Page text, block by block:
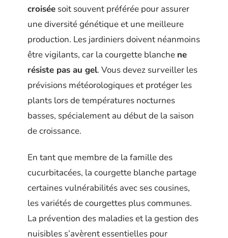
croisée soit souvent préférée pour assurer
une diversité génétique et une meilleure
production. Les jardiniers doivent néanmoins
être vigilants, car la courgette blanche ne
résiste pas au gel. Vous devez surveiller les
prévisions météorologiques et protéger les
plants lors de températures nocturnes
basses, spécialement au début de la saison
de croissance.
En tant que membre de la famille des
cucurbitacées, la courgette blanche partage
certaines vulnérabilités avec ses cousines,
les variétés de courgettes plus communes.
La prévention des maladies et la gestion des
nuisibles s’avèrent essentielles pour